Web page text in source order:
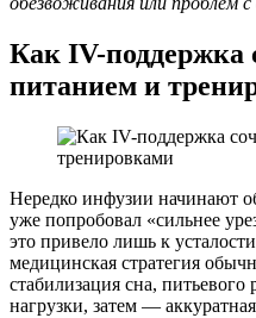
Как IV-поддержка
питанием и
Нередко инфузии начинают
уже попробовал «сильнее
это привело лишь к
медицинская стратегия
стабилизация сна,
нагрузки, затем —